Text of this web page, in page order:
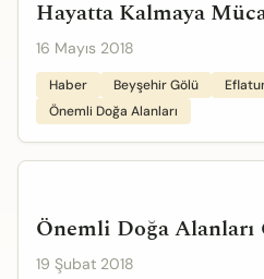
Hayatta Kalmaya
16 Mayıs 2018
Haber Beyşehir Gölü
Önemli Doğa Alanları
Önemli Doğa Alanları
19 Şubat 2018